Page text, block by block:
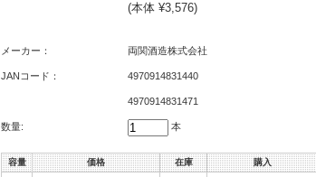
(本体 ¥3,576)
メーカー： 両関酒造株式会社
JANコード： 4970914831440
4970914831471
数量: 本
容量 価格 在庫 購入